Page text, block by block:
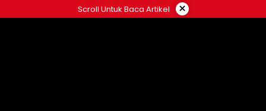
ke
Scroll Untuk Baca Artikel ×